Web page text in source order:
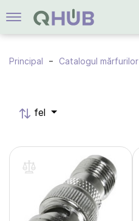
Principal Catalogul mărfurilor
fel